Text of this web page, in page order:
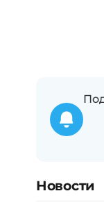
Новости